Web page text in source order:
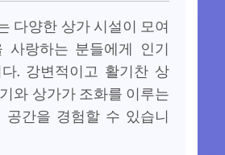
다양한 상가 시설이 모여
사랑하는 분들에게 인기
. 강변적이고 활기찬 상
와 상가가 조화를 이루는
공간을 경험할 수 있습니